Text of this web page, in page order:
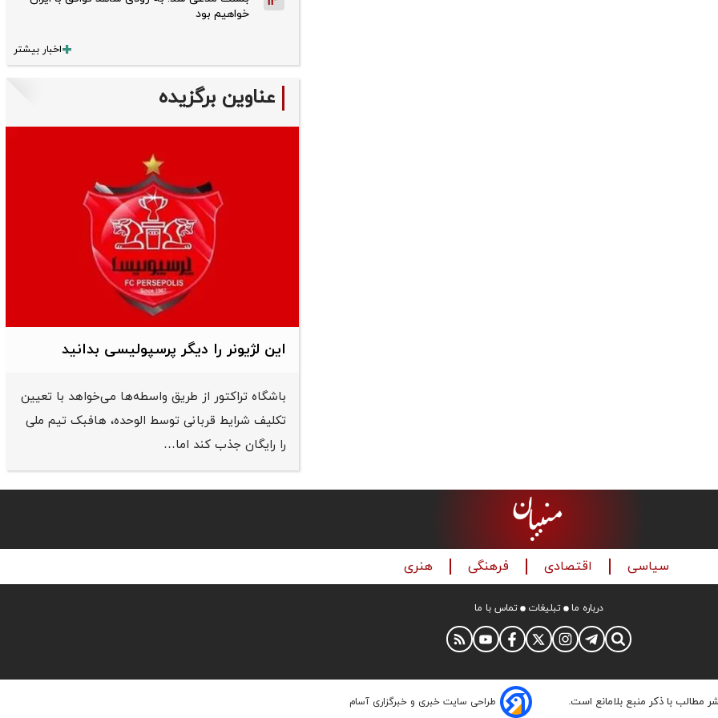
خواهیم بود
اخبار بیشتر
عناوین برگزیده
این لژیونر را دیگر پرسپولیسی بدانید
باشگاه تراکتور از طریق واسطه‌ها می‌خواهد با تعیین
تکلیف شرایط قربانی توسط الوحده، هافبک تیم ملی
را رایگان جذب کند اما…
سیاسی اقتصادی فرهنگی هنری
درباره ما تبلیغات تماس با ما
مطالب با ذکر منبع بلامانع است. طراحی سایت خبری و خبرگزاری آسام